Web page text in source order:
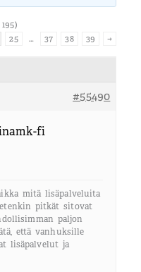
25 … 37 38 39 →
#55490
fi
mitä lisäpalveluita
pitkät sitovat
paljon
että vanhuksille
lisäpalvelut ja